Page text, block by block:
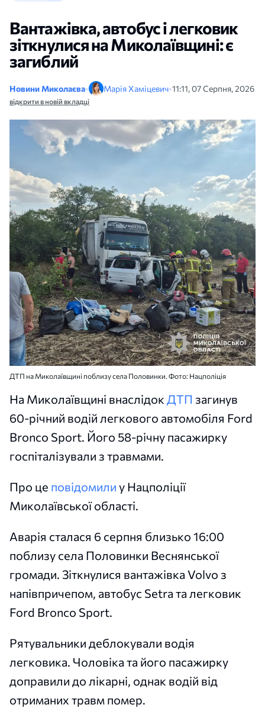
Вантажівка, автобус і легковик
зіткнулися на Миколаївщині: є
загиблий
Новини Миколаєва• Марія Хаміцевич•11:11, 07 Серпня, 2026
відкрити в новій вкладці
ДТП на Миколаївщині поблизу села Половинки. Фото: Нацполіція
На Миколаївщині внаслідок ДТП загинув
60-річний водій легкового автомобіля Ford
Bronco Sport. Його 58-річну пасажирку
госпіталізували з травмами.
Про це повідомили у Нацполіції
Миколаївської області.
Аварія сталася 6 серпня близько 16:00
поблизу села Половинки Веснянської
громади. Зіткнулися вантажівка Volvo з
напівпричепом, автобус Setra та легковик
Ford Bronco Sport.
Рятувальники деблокували водія
легковика. Чоловіка та його пасажирку
доправили до лікарні, однак водій від
отриманих травм помер.